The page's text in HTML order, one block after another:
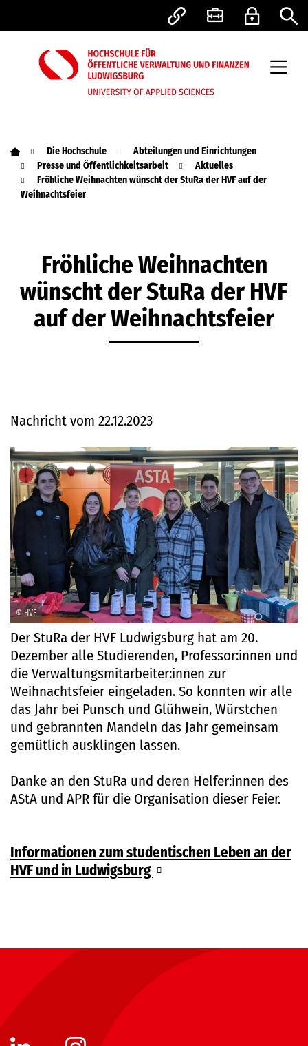
Die Hochschule
Abteilungen und Einrichtungen
Presse und Öffentlichkeitsarbeit
Aktuelles
Fröhliche Weihnachten wünscht der StuRa der HVF auf der
Weihnachtsfeier
Fröhliche Weihnachten
wünscht der StuRa der HVF
auf der Weihnachtsfeier
Nachricht vom 22.12.2023
© HVF
Der StuRa der HVF Ludwigsburg hat am 20.
Dezember alle Studierenden, Professor:innen und
die Verwaltungsmitarbeiter:innen zur
Weihnachtsfeier eingeladen. So konnten wir alle
das Jahr bei Punsch und Glühwein, Würstchen
und gebrannten Mandeln das Jahr gemeinsam
gemütlich ausklingen lassen.
Danke an den StuRa und deren Helfer:innen des
AStA und APR für die Organisation dieser Feier.
Informationen zum studentischen Leben an der
HVF und in Ludwigsburg